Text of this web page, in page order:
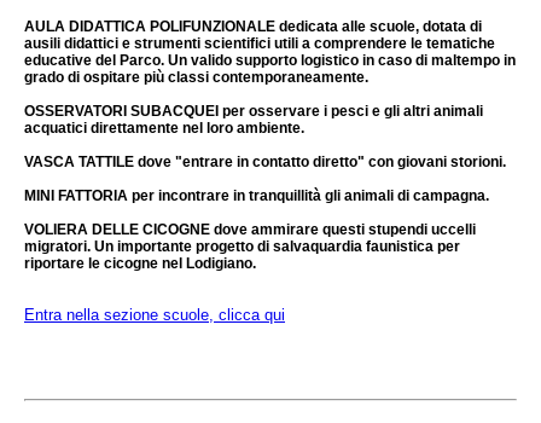
AULA DIDATTICA POLIFUNZIONALE dedicata alle scuole, dotata di
ausili didattici e strumenti scientifici utili a comprendere le tematiche
educative del Parco. Un valido supporto logistico in caso di maltempo in
grado di ospitare più classi contemporaneamente.
OSSERVATORI SUBACQUEI per osservare i pesci e gli altri animali
acquatici direttamente nel loro ambiente.
VASCA TATTILE dove "entrare in contatto diretto" con giovani storioni.
MINI FATTORIA per incontrare in tranquillità gli animali di campagna.
VOLIERA DELLE CICOGNE dove ammirare questi stupendi uccelli
migratori. Un importante progetto di salvaquardia faunistica per
riportare le cicogne nel Lodigiano.
Entra nella sezione scuole, clicca qui